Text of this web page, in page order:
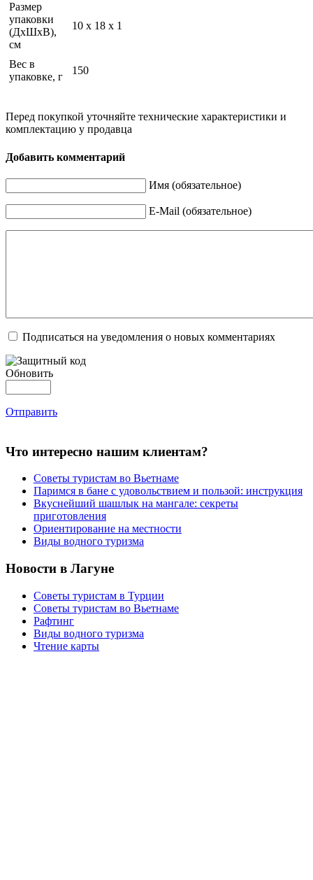
Размер
упаковки
(ДхШхВ),
см
10 x 18 x 1
Вес в
упаковке, г
150
Перед покупкой уточняйте технические характеристики и
комплектацию у продавца
Добавить комментарий
Имя (обязательное)
E-Mail (обязательное)
Подписаться на уведомления о новых комментариях
Обновить
Отправить
Что интересно нашим клиентам?
Советы туристам во Вьетнаме
Паримся в бане с удовольствием и пользой: инструкция
Вкуснейший шашлык на мангале: секреты
приготовления
Ориентирование на местности
Виды водного туризма
Новости в Лагуне
Советы туристам в Турции
Советы туристам во Вьетнаме
Рафтинг
Виды водного туризма
Чтение карты